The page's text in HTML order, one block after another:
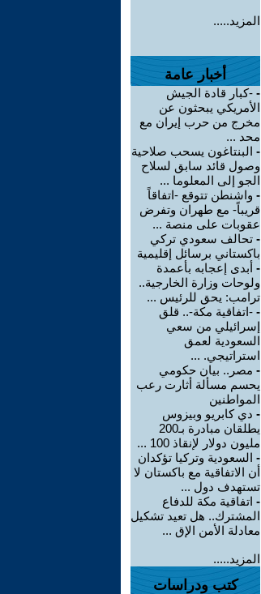
المزيد.....
أخبار عامة
- -كبار قادة الجيش
الأمريكي يبحثون عن
مخرج من حرب إيران مع
محد ...
- البنتاغون يسحب صلاحية
وصول قائد سابق لسلاح
الجو إلى المعلوما ...
- واشنطن تتوقع -اتفاقاً
قريباً- مع طهران وتفرض
عقوبات على منصة ...
- تحالف سعودي تركي
باكستاني برسائل إقليمية
- أبدى إعجابه بأعمدة
ولوحات وزارة الخارجية..
ترامب: يحق للرئيس ...
- -اتفاقية مكة-.. قلق
إسرائيلي من سعي
السعودية لعمق
استراتيجي. ...
- مصر.. بيان حكومي
يحسم مسألة أثارت رعب
المواطنين
- دي كابريو وبيزوس
يطلقان مبادرة بـ200
مليون دولار لإنقاذ 100 ...
- السعودية وتركيا تؤكدان
أن الاتفاقية مع باكستان لا
تستهدف دول ...
- اتفاقية مكة للدفاع
المشترك.. هل تعيد تشكيل
معادلة الأمن الإق ...
المزيد.....
كتب ودراسات